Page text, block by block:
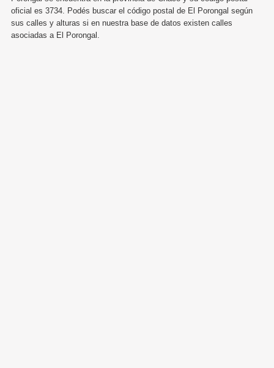
oficial es 3734. Podés buscar el código postal de El Porongal según
sus calles y alturas si en nuestra base de datos existen calles
asociadas a El Porongal.